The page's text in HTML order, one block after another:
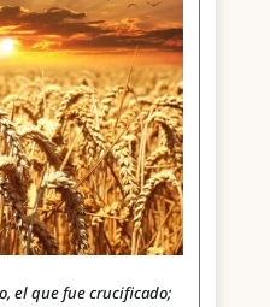
el que fue crucificado;